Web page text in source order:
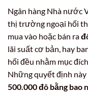
Ngân hàng Nhà nước
thị trường ngoại hối
mua vào hoặc bán ra
lãi suất cơ bản, hay
hối đều nhằm mục
Những quyết định
500.000 đô bằng bao